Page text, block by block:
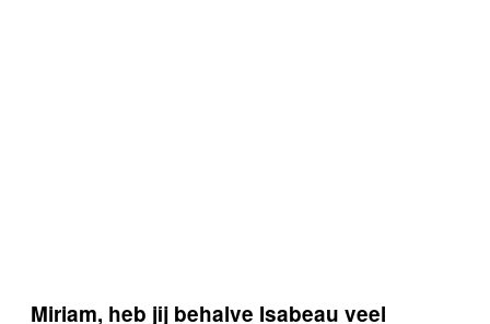
Miriam, heb jij behalve Isabeau veel